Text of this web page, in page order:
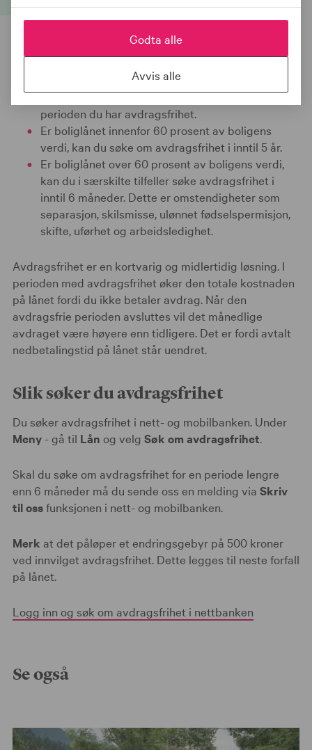
Dette er avdragsfrihet
Du betaler kun renter og omkostninger på
boliglånet, mens selve avdragene blir utsatt i
perioden du har avdragsfrihet.
Er boliglånet innenfor 60 prosent av boligens
verdi, kan du søke om avdragsfrihet i inntil 5 år.
Er boliglånet over 60 prosent av boligens verdi,
kan du i særskilte tilfeller søke avdragsfrihet i
inntil 6 måneder. Dette er omstendigheter som
separasjon, skilsmisse, ulønnet fødselspermisjon,
skifte, uførhet og arbeidsledighet.
Avdragsfrihet er en kortvarig og midlertidig løsning. I
perioden med avdragsfrihet øker den totale kostnaden
på lånet fordi du ikke betaler avdrag. Når den
avdragsfrie perioden avsluttes vil det månedlige
avdraget være høyere enn tidligere. Det er fordi avtalt
nedbetalingstid på lånet står uendret.
Slik søker du avdragsfrihet
Du søker avdragsfrihet i nett- og mobilbanken. Under
Meny - gå til Lån og velg Søk om avdragsfrihet
Skal du søke om avdragsfrihet for en periode lengre
enn 6 måneder må du sende oss en melding via Skriv
til ossfunksjonen i nett- og mobilbanken.
Merk at det påløper et endringsgebyr på 500 kroner
ved innvilget avdragsfrihet. Dette legges til neste forfall
på lånet.
Logg inn og søk om avdragsfrihet i nettbanken
Se også
Godta alle
Avvis alle